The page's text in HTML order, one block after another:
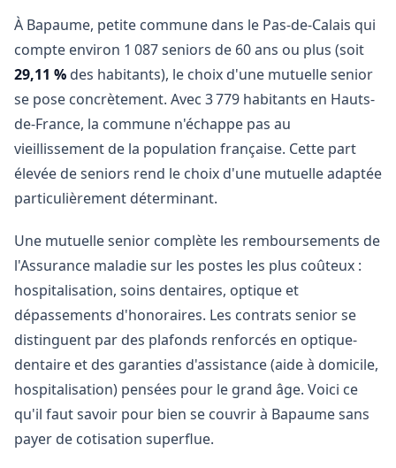
À Bapaume, petite commune dans le Pas-de-Calais qui
compte environ 1 087 seniors de 60 ans ou plus (soit
29,11 % des habitants), le choix d'une mutuelle senior
se pose concrètement. Avec 3 779 habitants en Hauts-
de-France, la commune n'échappe pas au
vieillissement de la population française. Cette part
élevée de seniors rend le choix d'une mutuelle adaptée
particulièrement déterminant.
Une mutuelle senior complète les remboursements de
l'Assurance maladie sur les postes les plus coûteux :
hospitalisation, soins dentaires, optique et
dépassements d'honoraires. Les contrats senior se
distinguent par des plafonds renforcés en optique-
dentaire et des garanties d'assistance (aide à domicile,
hospitalisation) pensées pour le grand âge. Voici ce
qu'il faut savoir pour bien se couvrir à Bapaume sans
payer de cotisation superflue.